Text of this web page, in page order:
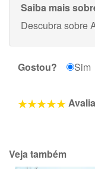
Saiba mais
Descubra sobre
Gostou? Sim
Veja também